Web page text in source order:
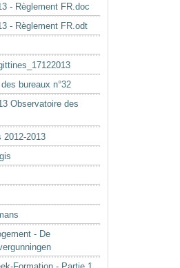
- Règlement FR.doc
- Règlement FR.odt
bureaux n°32
Observatoire des
2012-2013
- De